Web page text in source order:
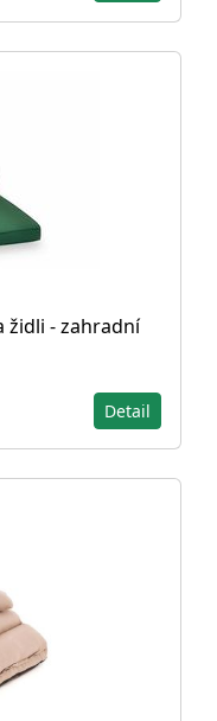
židli - zahradní
Detail